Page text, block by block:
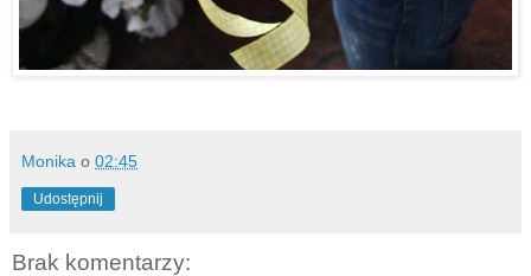
Monika o 02:45
Udostępnij
Brak komentarzy: